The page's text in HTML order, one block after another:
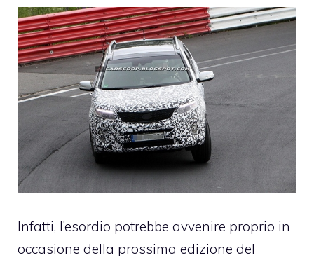
Infatti, l’esordio potrebbe avvenire proprio in
occasione della prossima edizione del